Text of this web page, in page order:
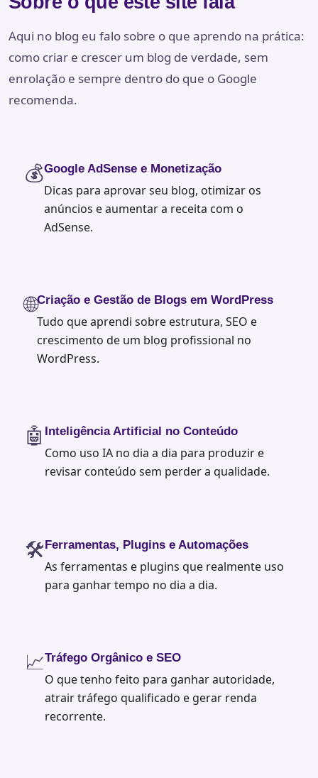
Aqui no blog eu falo sobre o que aprendo na prática:
como criar e crescer um blog de verdade, sem
enrolação e sempre dentro do que o Google
recomenda.
💰 Google AdSense e Monetização
Dicas para aprovar seu blog, otimizar os
anúncios e aumentar a receita com o
AdSense.
🌐 Criação e Gestão de Blogs em WordPress
Tudo que aprendi sobre estrutura, SEO e
crescimento de um blog profissional no
WordPress.
🤖 Inteligência Artificial no Conteúdo
Como uso IA no dia a dia para produzir e
revisar conteúdo sem perder a qualidade.
🛠️ Ferramentas, Plugins e Automações
As ferramentas e plugins que realmente uso
para ganhar tempo no dia a dia.
📈 Tráfego Orgânico e SEO
O que tenho feito para ganhar autoridade,
atrair tráfego qualificado e gerar renda
recorrente.